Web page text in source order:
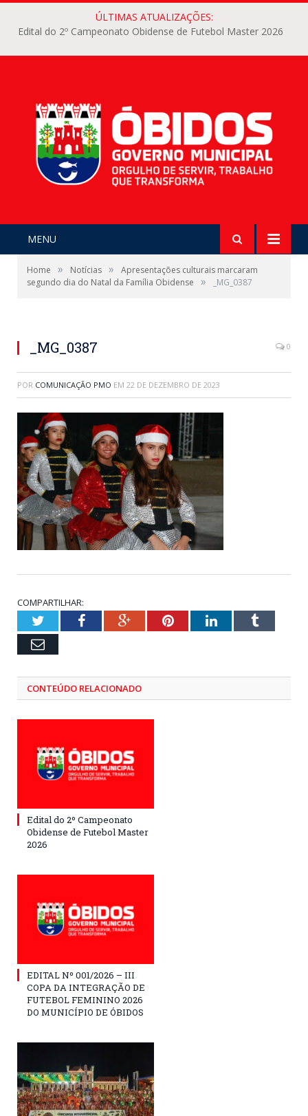
ÚLTIMAS ATUALIZAÇÕES:
Edital do 2º Campeonato Obidense de Futebol Master 2026
MENU
Home » Notícias »
Apresentações culturais marcaram
segundo dia do Natal da Família Obidense
» _MG_0387
_MG_0387 0
POR COMUNICAÇÃO PMO EM 22 DE DEZEMBRO DE 2023
COMPARTILHAR:
TwitterFacebookGoogle+PinterestLinkedInTumblr
Email
CONTEÚDO RELACIONADO
Edital do 2º Campeonato
Obidense de Futebol Master
2026
EDITAL Nº 001/2026 – III
COPA DA INTEGRAÇÃO DE
FUTEBOL FEMININO 2026
DO MUNICÍPIO DE ÓBIDOS